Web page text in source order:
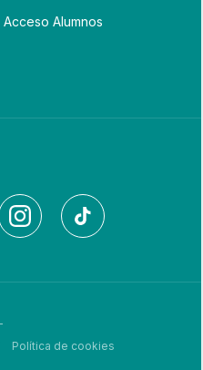
Acceso Alumnos
Política de cookies